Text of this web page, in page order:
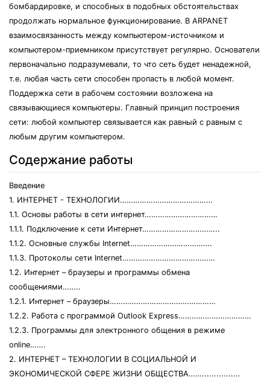
бомбардировке, и способных в подобных обстоятельствах
продолжать нормальное функционирование. В ARPANET
взаимосвязанность между компьютером-источником и
компьютером-приемником присутствует регулярно. Основатели
первоначально подразумевали, то что сеть будет ненадежной,
т.е. любая часть сети способен пропасть в любой момент.
Поддержка сети в рабочем состоянии возложена на
связывающиеся компьютеры. Главный принцип построения
сети: любой компьютер связывается как равный с равным с
любым другим компьютером.
Содержание работы
Введение
1. ИНТЕРНЕТ - ТЕХНОЛОГИИ……………………………………
1.1. Основы работы в сети интернет……………………………
1.1.1. Подключение к сети Интернет……………………………..
1.1.2. Основные службы Internet……………………………….
1.1.3. Протоколы сети Internet……………………………………
1.2. Интернет – браузеры и программы обмена
сообщениями……..
1.2.1. Интернет – браузеры…………………………………………
1.2.2. Работа с программой Outlook Express……………………………
1.2.3. Программы для электронного общения в режиме
online…….
2. ИНТЕРНЕТ – ТЕХНОЛОГИИ В СОЦИАЛЬНОЙ И
ЭКОНОМИЧЕСКОЙ СФЕРЕ ЖИЗНИ ОБЩЕСТВА……................